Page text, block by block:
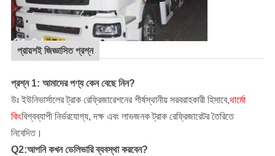
প্রায়শই জিজ্ঞাসিত প্রশ্ন
প্রশ্ন 1: আমাদের পণ্য কেন বেছে নিন?
উঃ ইউনিভার্সালের ট্রাক রেফ্রিজারেশনের শীর্ষস্থানীয় সরবরাহকারী হিসাবে,থার্মো
কিংবিশ্বব্যাপী নির্ভরযোগ্য, দক্ষ এবং লাভজনক ট্রাক রেফ্রিজারেটর তৈরিতে
নিবেদিত।
Q2:আপনি কখন ডেলিভারি ব্যবস্থা করবেন?